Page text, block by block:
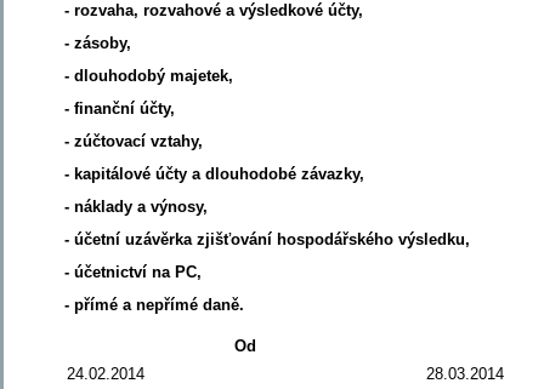
- rozvaha, rozvahové a výsledkové účty,
- zásoby,
- dlouhodobý majetek,
- finanční účty,
- zúčtovací vztahy,
- kapitálové účty a dlouhodobé závazky,
- náklady a výnosy,
- účetní uzávěrka zjišťování hospodářského výsledku,
- účetnictví na PC,
- přímé a nepřímé daně.
Od
24.02.2014
28.03.2014